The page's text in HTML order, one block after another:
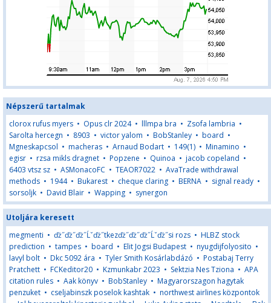
Népszerű tartalmak
clorox rufus myers • Opus clr 2024• lllmpa bra • Zsofa lambria •
Sarolta hercegn • 8903 • victor yalom • BobStanley • board •
Mgneskapcsol • macheras • Arnaud Bodart • 149(1) • Minamino •
egisr • rzsa mikls dragnet • Popzene • Quinoa • jacob copeland •
6403 vtsz sz • ASMonacoFC • TEAOR7022 • AvaTrade withdrawal
methods • 1944• Bukarest • cheque claring • BERNA • signal ready •
sorsoljk • David Blair • Wapping • synergon
Utoljára keresett
megmenti • ďż˝ďż˝ďż˝Ĺˇďż˝tkezďż˝ďż˝ďż˝Ĺˇďż˝si rozs • HLBZ stock
prediction • tampes • board • Elit Jogsi Budapest • nyugdijfolyosito •
lavyl bolt • Dkc 5092 ára • Tyler Smith Kosárlabdázó • Postabaj Terry
Pratchett • FCKeditor20 • Kzmunkabr 2023 • Sektzia Nes Tziona • APA
citation rules • Aak könyv • BobStanley • Magyarorszagon hagytak
penzuket • cseljabinszk poselok kashtak • northwest airlines központok